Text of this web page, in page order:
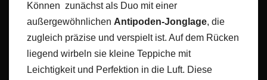
Können zunächst als Duo mit einer
außergewöhnlichen Antipoden-Jonglage, die
zugleich präzise und verspielt ist. Auf dem Rücken
liegend wirbeln sie kleine Teppiche mit
Leichtigkeit und Perfektion in die Luft. Diese